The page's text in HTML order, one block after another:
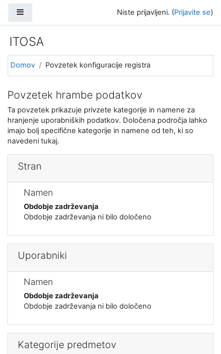
Niste prijavljeni. (Prijavite se)
ITOSA
Domov Povzetek konfiguracije registra
Povzetek hrambe podatkov
Ta povzetek prikazuje privzete kategorije in namene za
hranjenje uporabniških podatkov. Določena področja lahko
imajo bolj specifične kategorije in namene od teh, ki so
navedeni tukaj.
Stran
Namen
Obdobje zadrževanja
Obdobje zadrževanja ni bilo določeno
Uporabniki
Namen
Obdobje zadrževanja
Obdobje zadrževanja ni bilo določeno
Kategorije predmetov